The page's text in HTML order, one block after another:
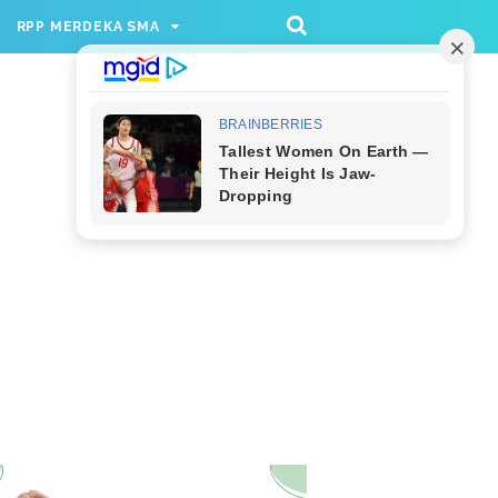
[336, 280], 'div-gpt-ad-1733174991559-
RPP MERDEKA SMA